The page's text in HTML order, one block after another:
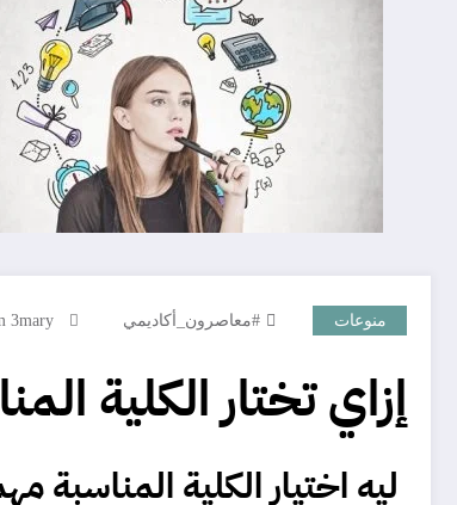
منوعات #معاصرون_أكاديمي 3mary
إزاي تختار
ليه اختيار الكلية المناسبة